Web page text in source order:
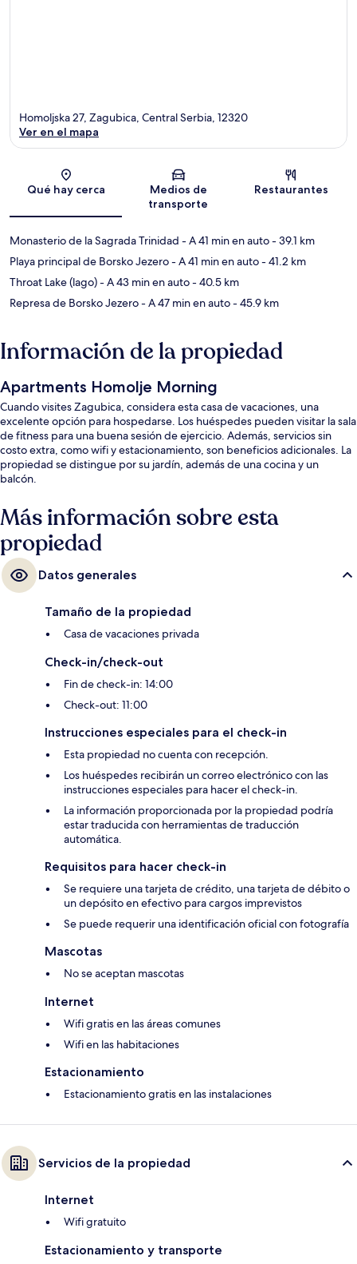
Sección del mapa
Homoljska 27, Zagubica, Central Serbia, 12320
Ver en el mapa
Qué hay cerca
Medios de
transporte
Restaurantes
Monasterio de la Sagrada Trinidad - A 41 min en auto- 39.1 km
Playa principal de Borsko Jezero- A 41 min en auto- 41.2 km
Throat Lake (lago)- A 43 min en auto- 40.5 km
Represa de Borsko Jezero- A 47 min en auto- 45.9 km
Información de la propiedad
Apartments Homolje Morning
Cuando visites Zagubica, considera esta casa de vacaciones, una
excelente opción para hospedarse. Los huéspedes pueden visitar la sala
de fitness para una buena sesión de ejercicio. Además, servicios sin
costo extra, como wifi y estacionamiento, son beneficios adicionales. La
propiedad se distingue por su jardín, además de una cocina y un
balcón.
Más información sobre esta
propiedad
Datos generales
Tamaño de la propiedad
Casa de vacaciones privada
Check-in/check-out
Fin de check-in: 14:00
Check-out: 11:00
Instrucciones especiales para el check-in
Esta propiedad no cuenta con recepción.
Los huéspedes recibirán un correo electrónico con las
instrucciones especiales para hacer el check-in.
La información proporcionada por la propiedad podría
estar traducida con herramientas de traducción
automática.
Requisitos para hacer check-in
Se requiere una tarjeta de crédito, una tarjeta de débito o
un depósito en efectivo para cargos imprevistos
Se puede requerir una identificación oficial con fotografía
Mascotas
No se aceptan mascotas
Internet
Wifi gratis en las áreas comunes
Wifi en las habitaciones
Estacionamiento
Estacionamiento gratis en las instalaciones
Servicios de la propiedad
Internet
Wifi gratuito
Estacionamiento y transporte